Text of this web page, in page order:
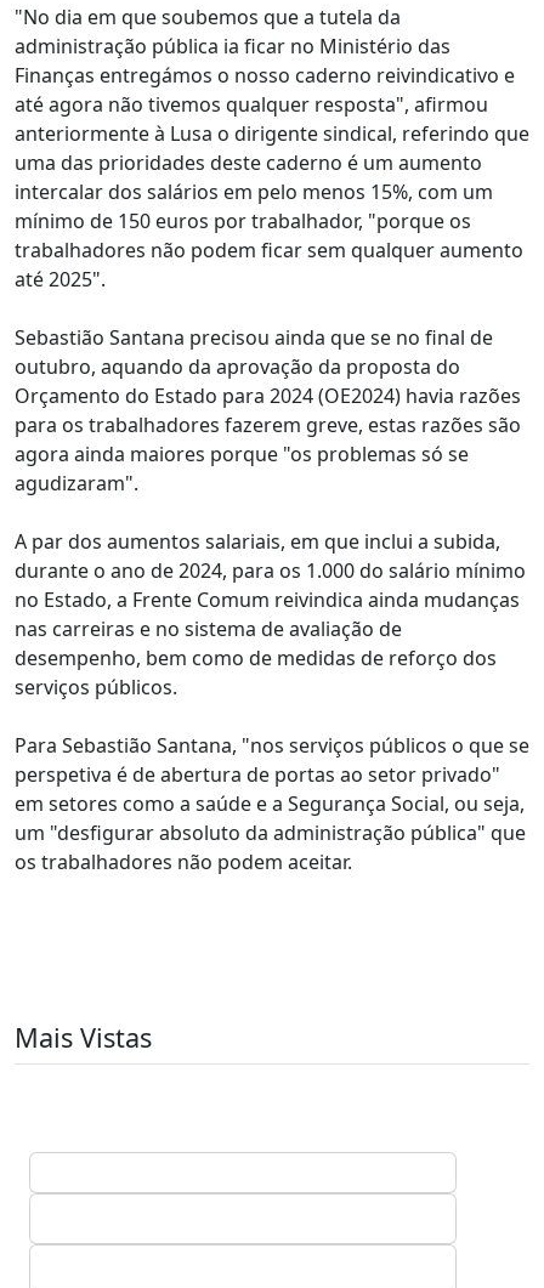
"No dia em que soubemos que a tutela da
administração pública ia ficar no Ministério das
Finanças entregámos o nosso caderno reivindicativo e
até agora não tivemos qualquer resposta", afirmou
anteriormente à Lusa o dirigente sindical, referindo que
uma das prioridades deste caderno é um aumento
intercalar dos salários em pelo menos 15%, com um
mínimo de 150 euros por trabalhador, "porque os
trabalhadores não podem ficar sem qualquer aumento
até 2025".
Sebastião Santana precisou ainda que se no final de
outubro, aquando da aprovação da proposta do
Orçamento do Estado para 2024 (OE2024) havia razões
para os trabalhadores fazerem greve, estas razões são
agora ainda maiores porque "os problemas só se
agudizaram".
A par dos aumentos salariais, em que inclui a subida,
durante o ano de 2024, para os 1.000 do salário mínimo
no Estado, a Frente Comum reivindica ainda mudanças
nas carreiras e no sistema de avaliação de
desempenho, bem como de medidas de reforço dos
serviços públicos.
Para Sebastião Santana, "nos serviços públicos o que se
perspetiva é de abertura de portas ao setor privado"
em setores como a saúde e a Segurança Social, ou seja,
um "desfigurar absoluto da administração pública" que
os trabalhadores não podem aceitar.
Mais Vistas